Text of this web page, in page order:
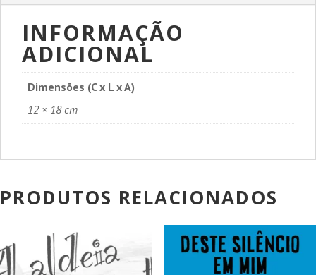
INFORMAÇÃO
ADICIONAL
Dimensões (C x L x A)
12 × 18 cm
PRODUTOS RELACIONADOS
PROMOÇÃO! PROMOÇÃO!